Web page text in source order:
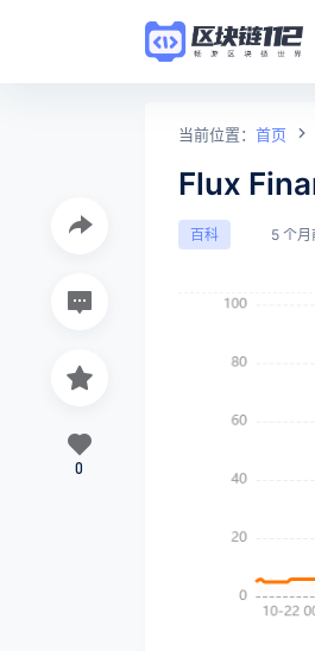
当前位置： 首页
Flux
百科 5 个月
0